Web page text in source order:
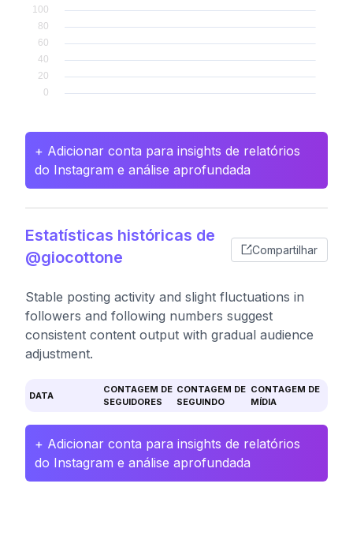
+ Adicionar conta para insights de relatórios
do Instagram e análise aprofundada
Estatísticas históricas de
@giocottone
Compartilhar
Stable posting activity and slight fluctuations in
followers and following numbers suggest
consistent content output with gradual audience
adjustment.
DATA
CONTAGEM DE
SEGUIDORES
CONTAGEM DE
SEGUINDO
CONTAGEM DE
MÍDIA
+ Adicionar conta para insights de relatórios
do Instagram e análise aprofundada